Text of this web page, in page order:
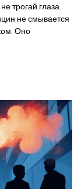
трогай глаза.
не смывается
Оно